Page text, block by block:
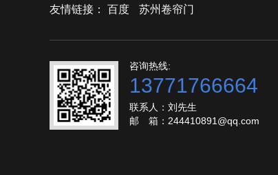
友情链接： 百度 苏州卷帘门
咨询热线:
13771766664
联系人：刘先生
邮 箱：244410891@qq.com